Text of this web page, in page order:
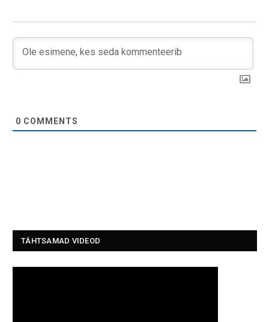
0 COMMENTS
TÄHTSAMAD VIDEOD